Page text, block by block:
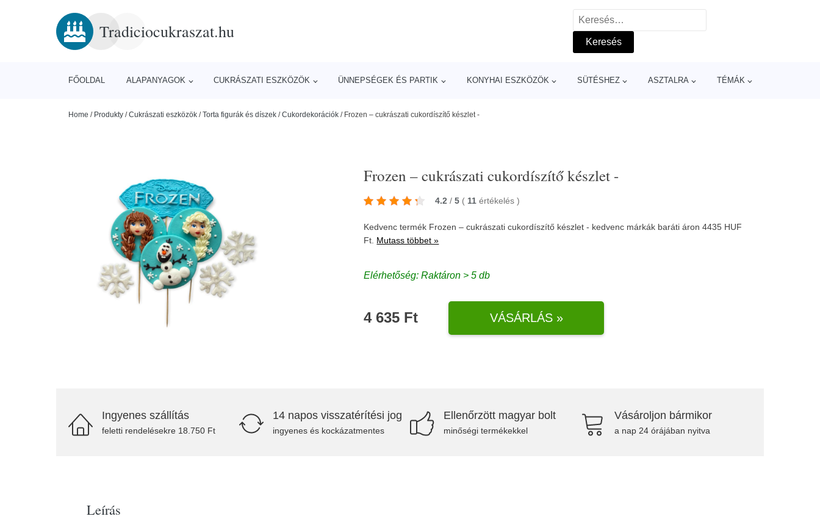
Tradiciocukraszat.hu
Keresés:
FŐOLDAL ALAPANYAGOK CUKRÁSZATI ESZKÖZÖK ÜNNEPSÉGEK ÉS PARTIK KONYHAI ESZKÖZÖK SÜTÉSHEZ ASZTALRA TÉMÁK
Home / Produkty /Cukrászati eszközök /Torta figurák és díszek /Cukordekorációk / Frozen – cukrászati cukordíszítő készlet -
Frozen – cukrászati cukordíszítő készlet -
4.2 / 5 ( 11 értékelés)
Kedvenc termék Frozen – cukrászati cukordíszítő készlet - kedvenc márkák baráti áron 4435 HUF
Ft. Mutass többet »
Elérhetőség: Raktáron > 5 db
4 635 Ft VÁSÁRLÁS »
Ingyenes szállítás
feletti rendelésekre 18.750 Ft
14 napos visszatérítési jog
ingyenes és kockázatmentes
Ellenőrzött magyar bolt
minőségi termékekkel
Vásároljon bármikor
a nap 24 órájában nyitva
Leírás